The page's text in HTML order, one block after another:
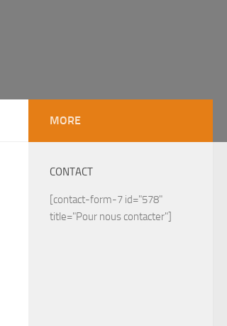
MORE
CONTACT
[contact-form-7 id="578"
title="Pour nous contacter"]